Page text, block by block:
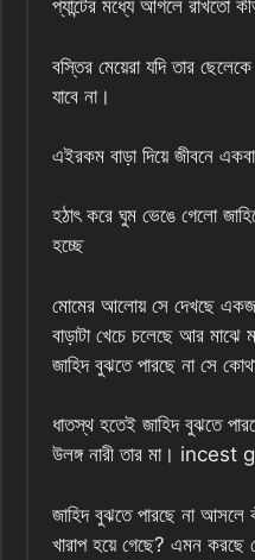
প্যান্টের মধ্যে আগলে রাখতো
বস্তির মেয়েরা যদি তার
যাবে না।
এইরকম বাড়া দিয়ে জীবনে
হঠাৎ করে ঘুম ভেঙে গেলো
হচ্ছে
মোমের আলোয় সে দেখছে
বাড়াটা খেচে চলেছে আর মাঝে
জাহিদ বুঝতে পারছে না সে
ধাতস্থ হতেই জাহিদ বুঝতে
উলঙ্গ নারী তার মা। incest
জাহিদ বুঝতে পারছে না আসলে
খারাপ হয়ে গেছে? এমন